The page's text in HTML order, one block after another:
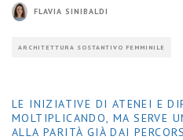
FLAVIA SINIBALDI
ARCHITETTURA SOSTANTIVO FEMMINILE
LE INIZIATIVE DI ATENEI E
MOLTIPLICANDO, MA SERVE
ALLA PARITÀ GIÀ DAI